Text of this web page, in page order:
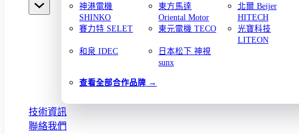
神港電機
SHINKO
東方馬達
Oriental Motor
北爾 Beijer
HITECH
賽力特 SELET 東元電機 TECO
光寶科技
LITEON
和泉 IDEC
日本松下 神視
sunx
查看全部合作品牌
技術資訊
聯絡我們